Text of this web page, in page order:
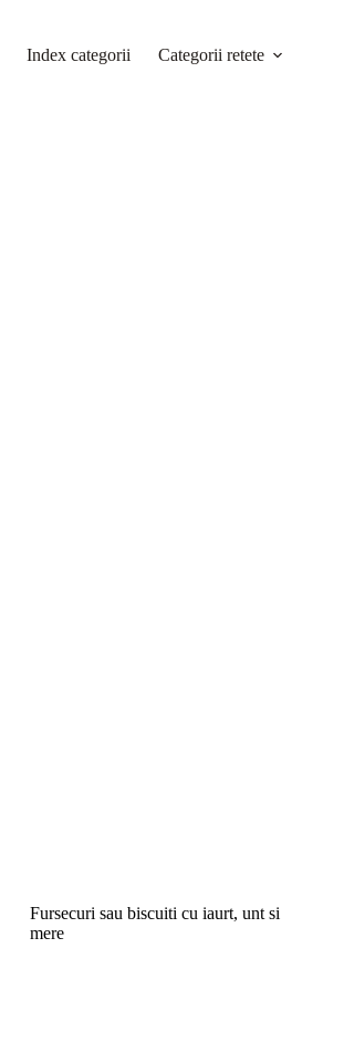
Index categorii Categorii retete
Fursecuri sau biscuiti cu iaurt, unt si
mere